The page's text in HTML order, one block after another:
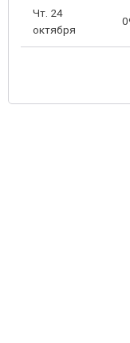
Чт. 24
октября